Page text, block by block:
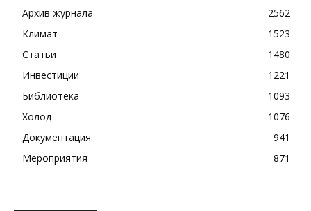
Архив журнала
2562
Климат
1523
Статьи
1480
Инвестиции
1221
Библиотека
1093
Холод
1076
Документация
941
Мероприятия
871